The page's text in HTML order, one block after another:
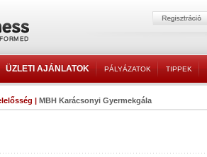
ÜZLETI AJÁNLATOK PÁLYÁZATOK TIPPEK
| MBH Karácsonyi Gyermekgála